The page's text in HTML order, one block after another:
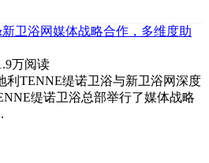
卫浴网媒体战略合作，多维度助
万阅读
利TENNE缇诺卫浴与新卫浴网深度
缇诺卫浴总部举行了媒体战略